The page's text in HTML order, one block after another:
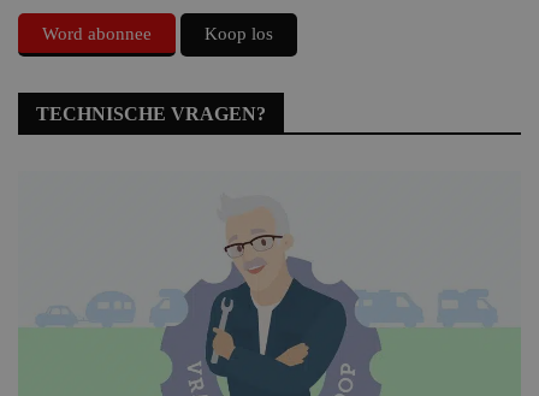
Word abonnee Koop los
TECHNISCHE VRAGEN?